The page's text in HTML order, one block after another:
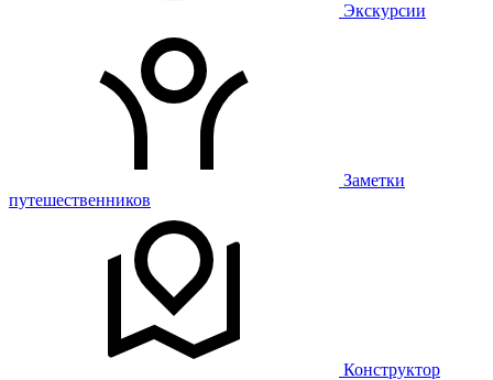
Экскурсии
Заметки
путешественников
Конструктор